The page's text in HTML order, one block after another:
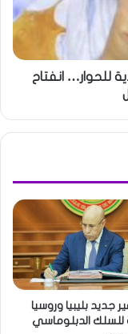
للحوار… انفتاح
جديد بليبيا وروسيا
الدبلوماسي